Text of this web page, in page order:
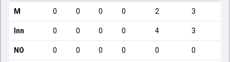
M 0 0 0 0 2 3
Inn 0 0 0 0 4 3
NO 0 0 0 0 0 0